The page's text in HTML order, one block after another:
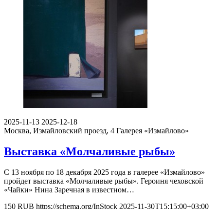
2025-11-13 2025-12-18
Москва, Измайловский проезд, 4 Галерея «Измайлово»
Выставка «Молчаливые рыбы»
С 13 ноября по 18 декабря 2025 года в галерее «Измайлово»
пройдет выставка «Молчаливые рыбы». Героиня чеховской
«Чайки» Нина Заречная в известном…
150 RUB https://schema.org/InStock 2025-11-30T15:15:00+03:00